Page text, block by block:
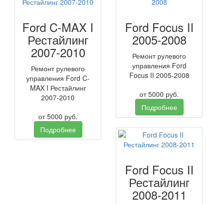
Ford C-MAX I
Рестайлинг
2007-2010
Ремонт рулевого
управления Ford C-
MAX I Рестайлинг
2007-2010
от5000 руб.
Подробнее
Ford Focus II
2005-2008
Ремонт рулевого
управления Ford
Focus II 2005-2008
от5000 руб.
Подробнее
Ford Focus II
Рестайлинг
2008-2011